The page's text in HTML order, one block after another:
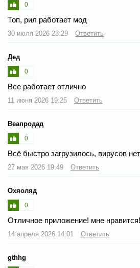
0
Топ, рил работает мод
30 июля 2026 23:29 Ответить
Дед
0
Все работает отлично
11 июня 2026 19:25 Ответить
Веапродад
0
Всё быстро загрузилось, вирусов
27 мая 2026 19:49 Ответить
Охяоляд
0
Отличное приложение! мне
14 апреля 2026 14:01 Ответить
gthhg